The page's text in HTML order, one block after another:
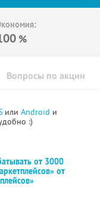
%
Вопросы по акции
или Android и
:)
от 3000
от